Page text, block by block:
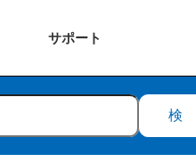
サポート